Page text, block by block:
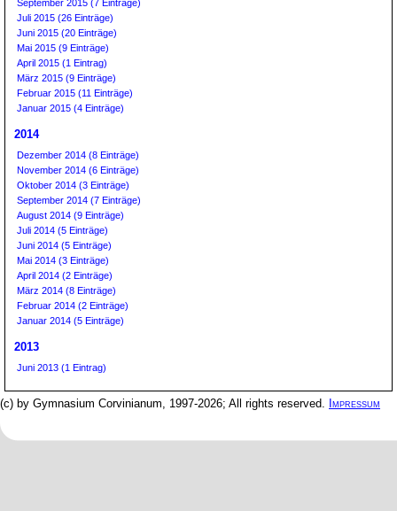
September 2015 (7 Einträge)
Juli 2015 (26 Einträge)
Juni 2015 (20 Einträge)
Mai 2015 (9 Einträge)
April 2015 (1 Eintrag)
März 2015 (9 Einträge)
Februar 2015 (11 Einträge)
Januar 2015 (4 Einträge)
2014
Dezember 2014 (8 Einträge)
November 2014 (6 Einträge)
Oktober 2014 (3 Einträge)
September 2014 (7 Einträge)
August 2014 (9 Einträge)
Juli 2014 (5 Einträge)
Juni 2014 (5 Einträge)
Mai 2014 (3 Einträge)
April 2014 (2 Einträge)
März 2014 (8 Einträge)
Februar 2014 (2 Einträge)
Januar 2014 (5 Einträge)
2013
Juni 2013 (1 Eintrag)
(c) by Gymnasium Corvinianum, 1997-2026; All rights reserved. Impressum